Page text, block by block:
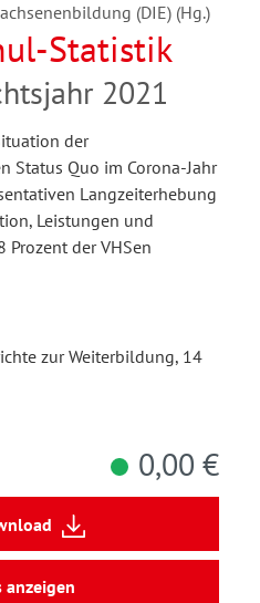
(DIE) (Hg.)
Statistik
2021
der
Status Quo im Corona-Jahr
Langzeiterhebung
Leistungen und
Prozent der VHSen
zur Weiterbildung, 14
0,00 €
anzeigen